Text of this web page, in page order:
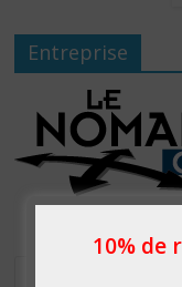
Entreprise
10% de